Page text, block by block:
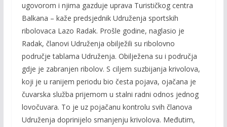
ugovorom i njima gazduje uprava Turističkog centra
Balkana – kaže predsjednik Udruženja sportskih
ribolovaca Lazo Radak. Prošle godine, naglasio je
Radak, članovi Udruženja obilježili su ribolovno
područje tablama Udruženja. Obilježena su i područja
gdje je zabranjen ribolov. S ciljem suzbijanja krivolova,
koji je u ranijem periodu bio česta pojava, ojačana je
čuvarska služba prijemom u stalni radni odnos jednog
lovočuvara. To je uz pojačanu kontrolu svih članova
Udruženja doprinijelo smanjenju krivolova. Međutim,